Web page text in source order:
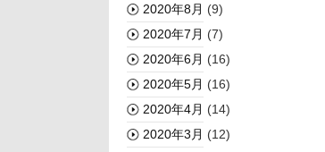
2020年8月 (9)
2020年7月 (7)
2020年6月 (16)
2020年5月 (16)
2020年4月 (14)
2020年3月 (12)